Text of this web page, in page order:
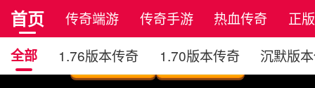
首页 传奇端游 传奇手游 热血传奇
正
全部
1.76版本传奇 1.70版本传奇 沉默版